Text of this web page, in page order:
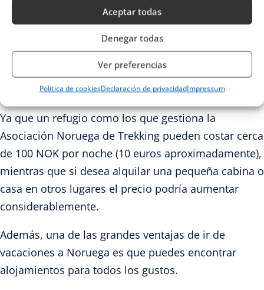
Aceptar todas
Denegar todas
Ver preferencias
Política de cookiesDeclaración de privacidadImpressum
cada alojamiento y las instalaciones que se
encuentren disponibles.
Asimismo, dependiendo de si se desea alquilar una
cabaña o un apartamento, los precios pueden ser
muy variables.
Ya que un refugio como los que gestiona la
Asociación Noruega de Trekking pueden costar cerca
de 100 NOK por noche (10 euros aproximadamente),
mientras que si desea alquilar una pequeña cabina o
casa en otros lugares el precio podría aumentar
considerablemente.
Además, una de las grandes ventajas de ir de
vacaciones a Noruega es que puedes encontrar
alojamientos para todos los gustos.